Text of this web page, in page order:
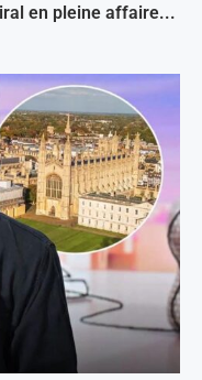
en pleine affaire...